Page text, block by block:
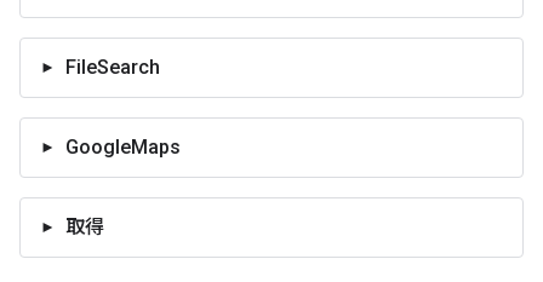
FileSearch
GoogleMaps
取得